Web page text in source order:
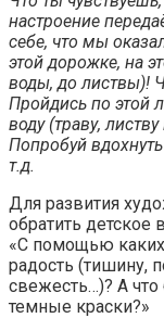
настроение
себе, что мы
этой дорожке, на
воды, до листвы)!
Пройдись по этой
воду (траву,
Попробуй
т.д.
Для развития
обратить детское
«С помощью
радость (тишину,
свежесть…)? А
темные краски?»